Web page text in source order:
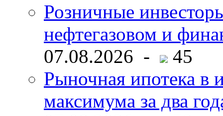
Розничные
нефтегазовом и
07.08.2026 -
45
Рыночная ипотека в
максимума за два